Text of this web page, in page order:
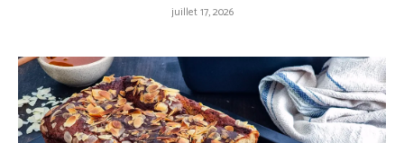
juillet 17, 2026